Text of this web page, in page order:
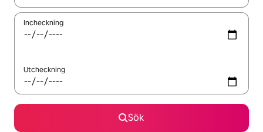
Incheckning
Utcheckning
Sök